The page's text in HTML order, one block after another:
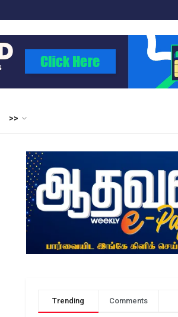
>>
Trending Comments